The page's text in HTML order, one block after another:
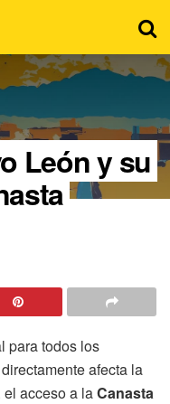
León y su
para todos los
afecta la
acceso a laCanasta